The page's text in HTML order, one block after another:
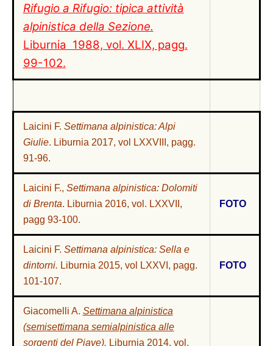
Rifugio a Rifugio: tipica attività
alpinistica della Sezione.
Liburnia 1988, vol. XLIX, pagg.
99-102.
Laicini F. Settimana alpinistica: Alpi
Giulie. Liburnia 2017, vol LXXVIII, pagg.
91-96.
Laicini F., Settimana alpinistica: Dolomiti
di Brenta. Liburnia 2016, vol. LXXVII,
pagg 93-100.
FOTO
Laicini F. Settimana alpinistica: Sella e
dintorni. Liburnia 2015, vol LXXVI, pagg.
101-107.
FOTO
Giacomelli A. Settimana alpinistica
(semisettimana semialpinistica alle
sorgenti del Piave). Liburnia 2014, vol.